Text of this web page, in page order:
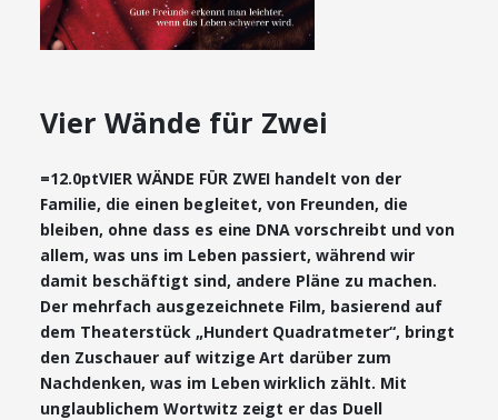
Vier Wände für Zwei
=12.0ptVIER WÄNDE FÜR ZWEI handelt von der
Familie, die einen begleitet, von Freunden, die
bleiben, ohne dass es eine DNA vorschreibt und von
allem, was uns im Leben passiert, während wir
damit beschäftigt sind, andere Pläne zu machen.
Der mehrfach ausgezeichnete Film, basierend auf
dem Theaterstück „Hundert Quadratmeter“, bringt
den Zuschauer auf witzige Art darüber zum
Nachdenken, was im Leben wirklich zählt. Mit
unglaublichem Wortwitz zeigt er das Duell